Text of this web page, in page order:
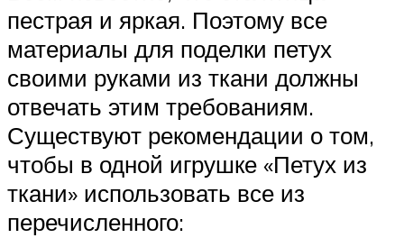
пестрая и яркая. Поэтому все
материалы для поделки петух
своими руками из ткани должны
отвечать этим требованиям.
Существуют рекомендации о том,
чтобы в одной игрушке «Петух из
ткани» использовать все из
перечисленного: